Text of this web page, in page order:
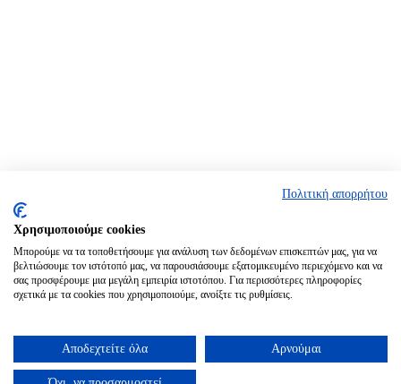
Πολιτική απορρήτου
Χρησιμοποιούμε cookies
Μπορούμε να τα τοποθετήσουμε για ανάλυση των δεδομένων επισκεπτών μας, για να
βελτιώσουμε τον ιστότοπό μας, να παρουσιάσουμε εξατομικευμένο περιεχόμενο και να
σας προσφέρουμε μια μεγάλη εμπειρία ιστοτόπου. Για περισσότερες πληροφορίες
σχετικά με τα cookies που χρησιμοποιούμε, ανοίξτε τις ρυθμίσεις.
Αποδεχτείτε όλα Αρνούμαι